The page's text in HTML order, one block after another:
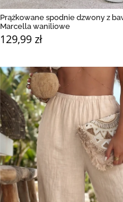
Prążkowane spodnie dzwony z
Marcella waniliowe
129,99 zł